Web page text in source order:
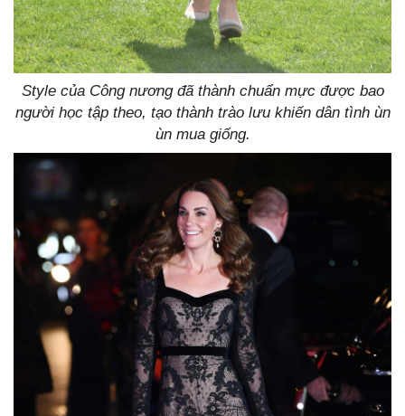
Style của Công nương đã thành chuẩn mực được bao
người học tập theo, tạo thành trào lưu khiến dân tình ùn
ùn mua giống.